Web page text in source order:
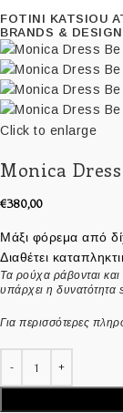
FOTINI KATSIOU
BRANDS &
Click to enlarge
Monica Dress
€380,00
Μάξι φόρεμα από
Διαθέτει
Τα ρούχα ράβονται
υπάρχει η δυνατότητα
Για περισσότερες